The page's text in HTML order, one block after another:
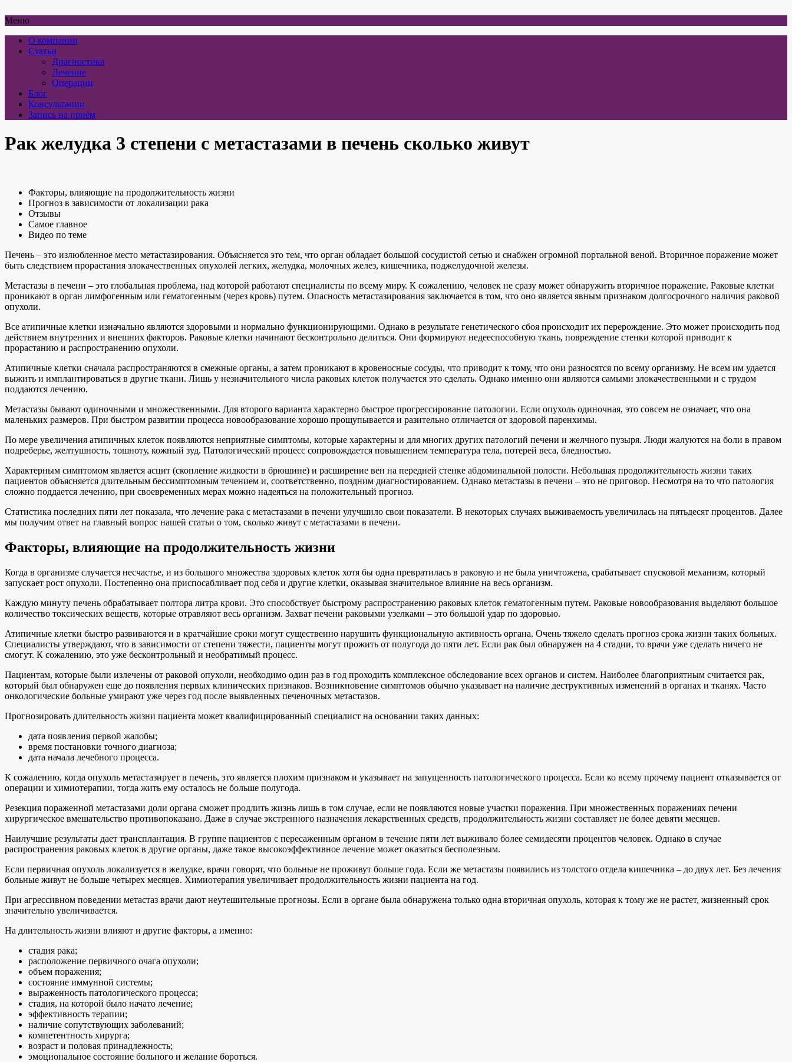
Меню
О компании
Статьи
Диагностика
Лечение
Операции
Блог
Консультации
Запись на приём
Рак желудка 3 степени с метастазами в печень сколько живут
Факторы, влияющие на продолжительность жизни
Прогноз в зависимости от локализации рака
Отзывы
Самое главное
Видео по теме
Печень – это излюбленное место метастазирования. Объясняется это тем, что орган обладает большой сосудистой сетью и снабжен огромной портальной веной. Вторичное поражение может
быть следствием прорастания злокачественных опухолей легких, желудка, молочных желез, кишечника, поджелудочной железы.
Метастазы в печени – это глобальная проблема, над которой работают специалисты по всему миру. К сожалению, человек не сразу может обнаружить вторичное поражение. Раковые клетки
проникают в орган лимфогенным или гематогенным (через кровь) путем. Опасность метастазирования заключается в том, что оно является явным признаком долгосрочного наличия раковой
опухоли.
Все атипичные клетки изначально являются здоровыми и нормально функционирующими. Однако в результате генетического сбоя происходит их перерождение. Это может происходить под
действием внутренних и внешних факторов. Раковые клетки начинают бесконтрольно делиться. Они формируют недееспособную ткань, повреждение стенки которой приводит к
прорастанию и распространению опухоли.
Атипичные клетки сначала распространяются в смежные органы, а затем проникают в кровеносные сосуды, что приводит к тому, что они разносятся по всему организму. Не всем им удается
выжить и имплантироваться в другие ткани. Лишь у незначительного числа раковых клеток получается это сделать. Однако именно они являются самыми злокачественными и с трудом
поддаются лечению.
Метастазы бывают одиночными и множественными. Для второго варианта характерно быстрое прогрессирование патологии. Если опухоль одиночная, это совсем не означает, что она
маленьких размеров. При быстром развитии процесса новообразование хорошо прощупывается и разительно отличается от здоровой паренхимы.
По мере увеличения атипичных клеток появляются неприятные симптомы, которые характерны и для многих других патологий печени и желчного пузыря. Люди жалуются на боли в правом
подреберье, желтушность, тошноту, кожный зуд. Патологический процесс сопровождается повышением температура тела, потерей веса, бледностью.
Характерным симптомом является асцит (скопление жидкости в брюшине) и расширение вен на передней стенке абдоминальной полости. Небольшая продолжительность жизни таких
пациентов объясняется длительным бессимптомным течением и, соответственно, поздним диагностированием. Однако метастазы в печени – это не приговор. Несмотря на то что патология
сложно поддается лечению, при своевременных мерах можно надеяться на положительный прогноз.
Статистика последних пяти лет показала, что лечение рака с метастазами в печени улучшило свои показатели. В некоторых случаях выживаемость увеличилась на пятьдесят процентов. Далее
мы получим ответ на главный вопрос нашей статьи о том, сколько живут с метастазами в печени.
Факторы, влияющие на продолжительность жизни
Когда в организме случается несчастье, и из большого множества здоровых клеток хотя бы одна превратилась в раковую и не была уничтожена, срабатывает спусковой механизм, который
запускает рост опухоли. Постепенно она приспосабливает под себя и другие клетки, оказывая значительное влияние на весь организм.
Каждую минуту печень обрабатывает полтора литра крови. Это способствует быстрому распространению раковых клеток гематогенным путем. Раковые новообразования выделяют большое
количество токсических веществ, которые отравляют весь организм. Захват печени раковыми узелками – это большой удар по здоровью.
Атипичные клетки быстро развиваются и в кратчайшие сроки могут существенно нарушить функциональную активность органа. Очень тяжело сделать прогноз срока жизни таких больных.
Специалисты утверждают, что в зависимости от степени тяжести, пациенты могут прожить от полугода до пяти лет. Если рак был обнаружен на 4 стадии, то врачи уже сделать ничего не
смогут. К сожалению, это уже бесконтрольный и необратимый процесс.
Пациентам, которые были излечены от раковой опухоли, необходимо один раз в год проходить комплексное обследование всех органов и систем. Наиболее благоприятным считается рак,
который был обнаружен еще до появления первых клинических признаков. Возникновение симптомов обычно указывает на наличие деструктивных изменений в органах и тканях. Часто
онкологические больные умирают уже через год после выявленных печеночных метастазов.
Прогнозировать длительность жизни пациента может квалифицированный специалист на основании таких данных:
дата появления первой жалобы;
время постановки точного диагноза;
дата начала лечебного процесса.
К сожалению, когда опухоль метастазирует в печень, это является плохим признаком и указывает на запущенность патологического процесса. Если ко всему прочему пациент отказывается от
операции и химиотерапии, тогда жить ему осталось не больше полугода.
Резекция пораженной метастазами доли органа сможет продлить жизнь лишь в том случае, если не появляются новые участки поражения. При множественных поражениях печени
хирургическое вмешательство противопоказано. Даже в случае экстренного назначения лекарственных средств, продолжительность жизни составляет не более девяти месяцев.
Наилучшие результаты дает трансплантация. В группе пациентов с пересаженным органом в течение пяти лет выживало более семидесяти процентов человек. Однако в случае
распространения раковых клеток в другие органы, даже такое высокоэффективное лечение может оказаться бесполезным.
Если первичная опухоль локализуется в желудке, врачи говорят, что больные не проживут больше года. Если же метастазы появились из толстого отдела кишечника – до двух лет. Без лечения
больные живут не больше четырех месяцев. Химиотерапия увеличивает продолжительность жизни пациента на год.
При агрессивном поведении метастаз врачи дают неутешительные прогнозы. Если в органе была обнаружена только одна вторичная опухоль, которая к тому же не растет, жизненный срок
значительно увеличивается.
На длительность жизни влияют и другие факторы, а именно:
стадия рака;
расположение первичного очага опухоли;
объем поражения;
состояние иммунной системы;
выраженность патологического процесса;
стадия, на которой было начато лечение;
эффективность терапии;
наличие сопутствующих заболеваний;
компетентность хирурга;
возраст и половая принадлежность;
эмоциональное состояние больного и желание бороться.